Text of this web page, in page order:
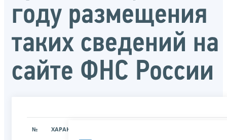
году размещения
таких сведений на
сайте ФНС России
№ ХАРАКТЕРИСТИКА